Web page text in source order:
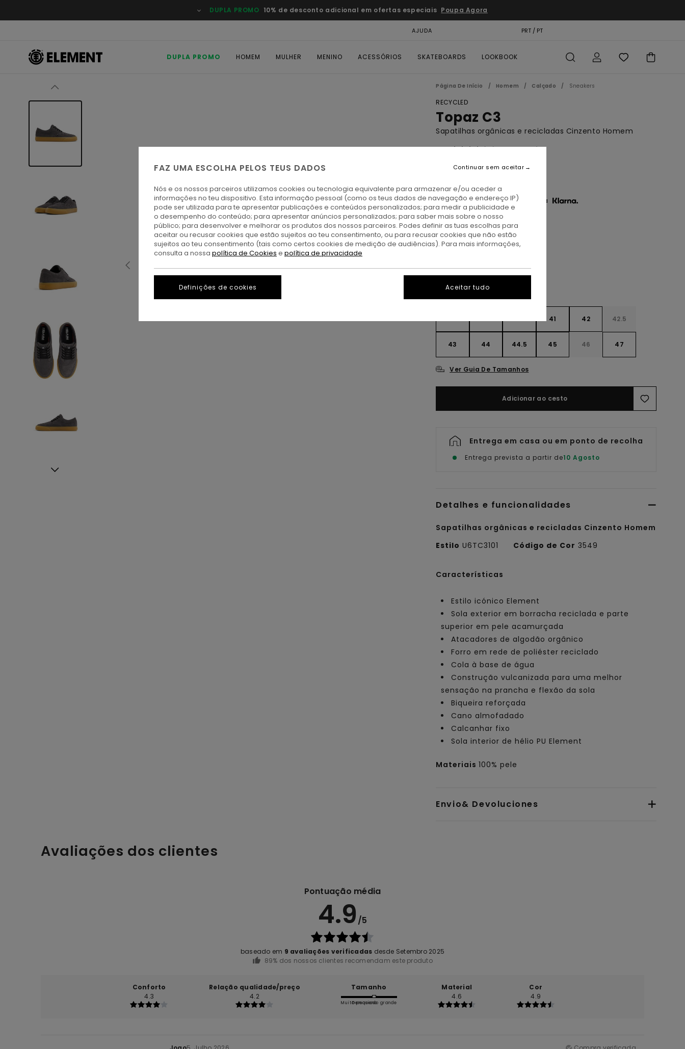
a
DUPLA PROMO 10% de desconto adicional em ofertas especiais Poupa Agora
AJUDA PRT / PT
DUPLA PROMO HOMEM MULHER MENINO ACESSÓRIOS SKATEBOARDS LOOKBOOK
Página De Início Homem Calçado Sneakers
RECYCLED
Topaz C3
Sapatilhas orgânicas e recicladas Cinzento Homem
4.9
ECO-BONUS
Paga 3 x € 23,33 sem juros com a
CorAsphalt Gum
41 42 42.5
43 44 44.5 45 46 47
Ver Guia De Tamanhos
Adicionar ao cesto
Entrega em casa ou em ponto de recolha
Entrega prevista a partir de10 Agosto
Detalhes e funcionalidades
Sapatilhas orgânicas e recicladas Cinzento Homem
Estilo U6TC3101 Código de Cor 3549
Características
Estilo icónico Element
Sola exterior em borracha reciclada e parte
superior em pele acamurçada
Atacadores de algodão orgânico
Forro em rede de poliéster reciclado
Cola à base de água
Construção vulcanizada para uma melhor
sensação na prancha e flexão da sola
Biqueira reforçada
Cano almofadado
Calcanhar fixo
Sola interior de hélio PU Element
Materiais100% pele
Envio& Devoluciones
Avaliações dos clientes
Pontuação média
4.9 /5
baseado em 9 avaliações verificadas desde Setembro 2025
89% dos nossos clientes recomendam este produto
Conforto
4.3
Relação qualidade/preço
4.2
Tamanho
Muito pequeno
Demasiado grande
Material
4.6
Cor
4.9
FAZ UMA ESCOLHA PELOS TEUS DADOS
Nós e os nossos parceiros utilizamos cookies ou tecnologia equivalente para armazenar e/ou aceder a
informações no teu dispositivo. Esta informação pessoal (como os teus dados de navegação e endereço IP)
pode ser utilizada para te apresentar publicações e conteúdos personalizados; para medir a publicidade e
o desempenho do conteúdo; para apresentar anúncios personalizados; para saber mais sobre o nosso
público; para desenvolver e melhorar os produtos dos nossos parceiros. Podes definir as tuas escolhas para
aceitar ou recusar cookies que estão sujeitos ao teu consentimento, ou para recusar cookies que não estão
sujeitos ao teu consentimento (tais como certos cookies de medição de audiências). Para mais informações,
consulta a nossa política de Cookies e política de privacidade
Definições de cookies
Continuar sem aceitar
Aceitar tudo